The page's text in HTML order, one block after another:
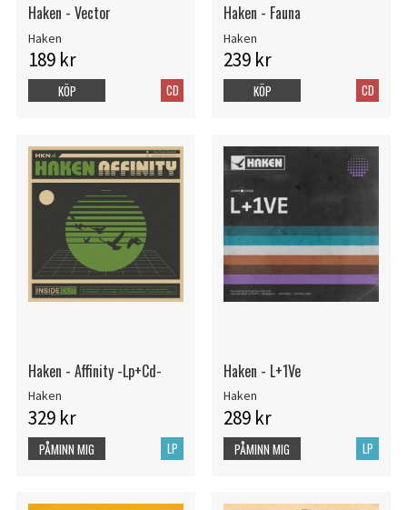
Haken - Vector
Haken
189 kr
CD
KÖP
Haken - Fauna
Haken
239 kr
CD
KÖP
Haken - Affinity -Lp+Cd-
Haken
329 kr
LP
PÅMINN MIG
Haken - L+1Ve
Haken
289 kr
LP
PÅMINN MIG